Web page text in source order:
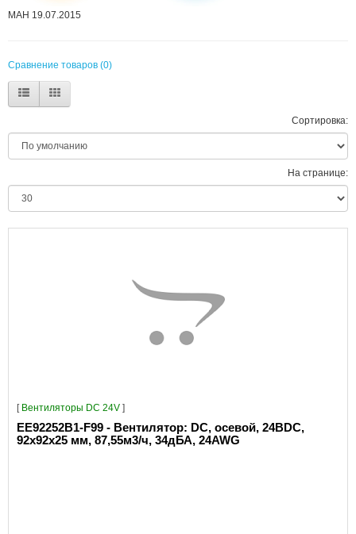
MAH 19.07.2015
Сравнение товаров (0)
Сортировка:
На странице:
[ Вентиляторы DC 24V ]
EE92252B1-F99 - Вентилятор: DC, осевой, 24ВDC,
92x92x25 мм, 87,55м3/ч, 34дБА, 24AWG